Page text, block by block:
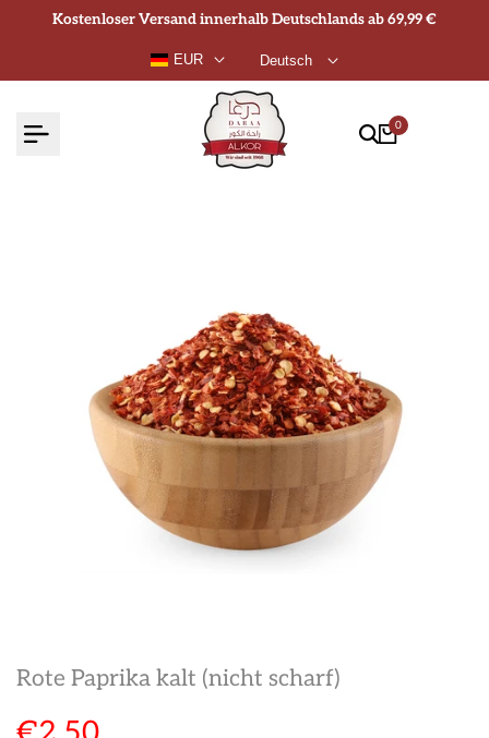
Kostenloser Versand innerhalb Deutschlands ab 69,99 €
EUR Deutsch
0
Rote Paprika kalt (nicht scharf)